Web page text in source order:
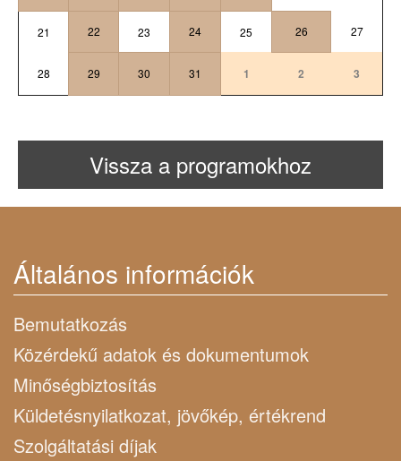
21 22 23 24 25 26 27
28 29 30 31 1 2 3
Vissza a programokhoz
Általános információk
Bemutatkozás
Közérdekű adatok és dokumentumok
Minőségbiztosítás
Küldetésnyilatkozat, jövőkép, értékrend
Szolgáltatási díjak